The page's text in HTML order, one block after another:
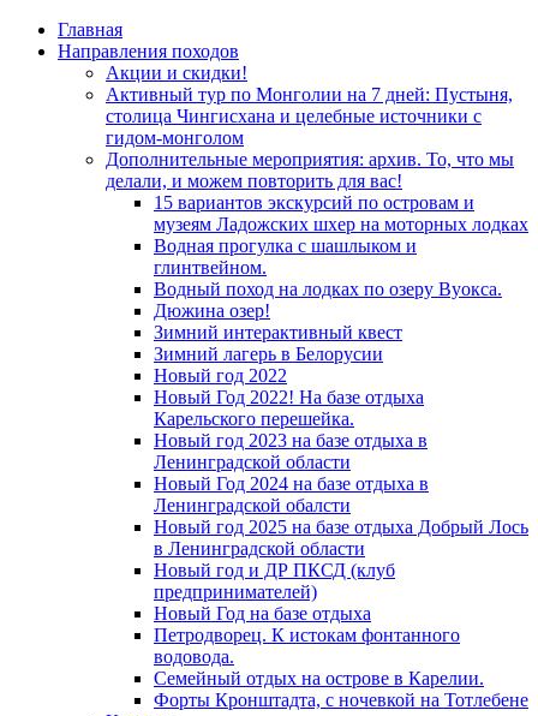
Главная
Направления походов
Акции и скидки!
Активный тур по Монголии на 7 дней: Пустыня,
столица Чингисхана и целебные источники с
гидом-монголом
Дополнительные мероприятия: архив. То, что мы
делали, и можем повторить для вас!
15 вариантов экскурсий по островам и
музеям Ладожских шхер на моторных лодках
Водная прогулка с шашлыком и
глинтвейном.
Водный поход на лодках по озеру Вуокса.
Дюжина озер!
Зимний интерактивный квест
Зимний лагерь в Белорусии
Новый год 2022
Новый Год 2022! На базе отдыха
Карельского перешейка.
Новый год 2023 на базе отдыха в
Ленинградской области
Новый Год 2024 на базе отдыха в
Ленинградской обалсти
Новый год 2025 на базе отдыха Добрый Лось
в Ленинградской области
Новый год и ДР ПКСД (клуб
предпринимателей)
Новый Год на базе отдыха
Петродворец. К истокам фонтанного
водовода.
Семейный отдых на острове в Карелии.
Форты Кронштадта, с ночевкой на Тотлебене